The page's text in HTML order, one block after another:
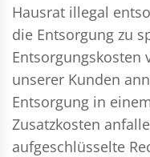
Hausrat illegal
die Entsorgung zu
Entsorgungskosten
unserer Kunden
Entsorgung in
Zusatzkosten
aufgeschlüsselte